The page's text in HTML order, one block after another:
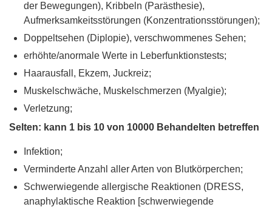
der Bewegungen), Kribbeln (Parästhesie),
Aufmerksamkeitsstörungen (Konzentrationsstörungen);
Doppeltsehen (Diplopie), verschwommenes Sehen;
erhöhte/anormale Werte in Leberfunktionstests;
Haarausfall, Ekzem, Juckreiz;
Muskelschwäche, Muskelschmerzen (Myalgie);
Verletzung;
Selten: kann 1 bis 10 von 10000 Behandelten betreffen
Infektion;
Verminderte Anzahl aller Arten von Blutkörperchen;
Schwerwiegende allergische Reaktionen (DRESS,
anaphylaktische Reaktion [schwerwiegende